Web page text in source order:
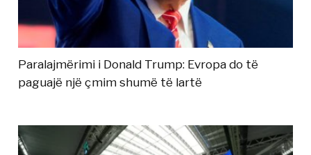
Paralajmërimi i Donald Trump: Evropa do të
paguajë një çmim shumë të lartë